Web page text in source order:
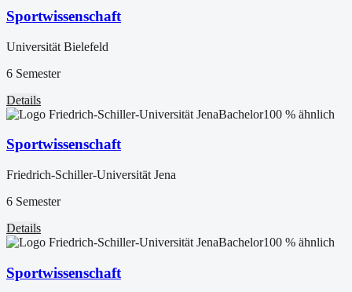
Sportwissenschaft
Universität Bielefeld
6 Semester
Details
Bachelor100 % ähnlich
Sportwissenschaft
Friedrich-Schiller-Universität Jena
6 Semester
Details
Bachelor100 % ähnlich
Sportwissenschaft